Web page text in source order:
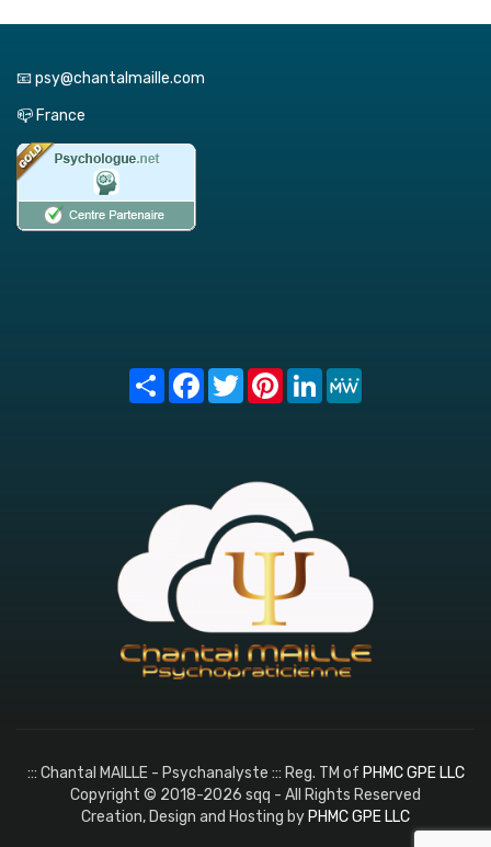
📧 psy@chantalmaille.com
📪 France
Share FacebookTwitterPinterest
LinkedIn
::: Chantal MAILLE - Psychanalyste ::: Reg. TM of PHMC GPE LLC
Copyright © 2018-2026 sqq - All Rights Reserved
Creation, Design and Hosting by PHMC GPE LLC